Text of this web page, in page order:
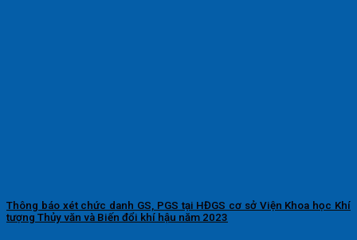
Thông báo xét chức danh GS, PGS tại HĐGS cơ sở Viện Khoa học Khí
tượng Thủy văn và Biến đổi khí hậu năm 2023